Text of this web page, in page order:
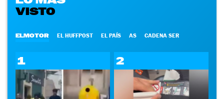
VISTO
ELMOTOR EL HUFFPOST EL PAÍS AS CADENA SER
1 2